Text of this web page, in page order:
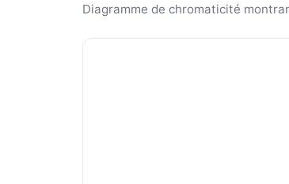
Diagramme de chromaticité